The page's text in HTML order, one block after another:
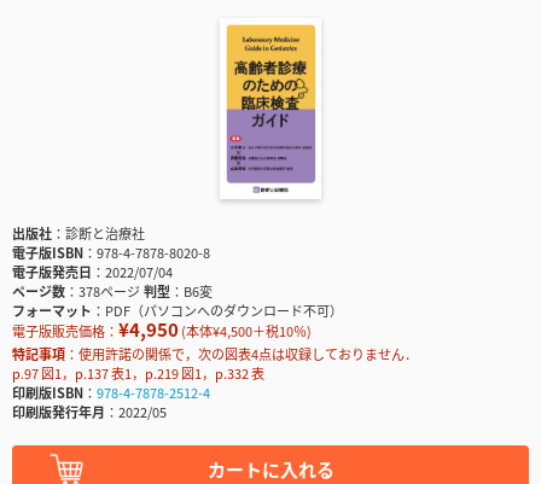
出版社
診断と治療社
電子版ISBN
978-4-7878-8020-8
電子版発売日
2022/07/04
ページ数
378ページ判型
B6変
フォーマット
PDF（パソコンへのダウンロード不可）
電子版販売価格： ¥4,950(本体¥4,500＋税10％)
特記事項
使用許諾の関係で，次の図表4点は収録しておりません．
p.97 図1，p.137 表1，p.219 図1，p.332 表
印刷版ISBN
978-4-7878-2512-4
印刷版発行年月
2022/05
カートに入れる